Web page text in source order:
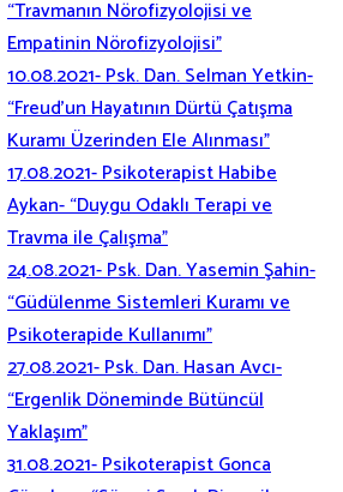
“Travmanın Nörofizyolojisi ve
Empatinin Nörofizyolojisi”
10.08.2021- Psk. Dan. Selman Yetkin-
“Freud’un Hayatının Dürtü Çatışma
Kuramı Üzerinden Ele Alınması”
17.08.2021- Psikoterapist Habibe
Aykan- “Duygu Odaklı Terapi ve
Travma ile Çalışma”
24.08.2021- Psk. Dan. Yasemin Şahin-
“Güdülenme Sistemleri Kuramı ve
Psikoterapide Kullanımı”
27.08.2021- Psk. Dan. Hasan Avcı-
“Ergenlik Döneminde Bütüncül
Yaklaşım”
31.08.2021- Psikoterapist Gonca